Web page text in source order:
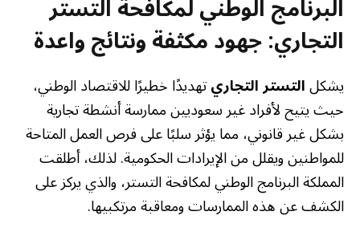
التجاري: جهود مكثفة ونتائج واعدة
يشكلالتستر التجاريتهديدًا خطيرًا للاقتصاد الوطني،
حيث يتيح لأفراد غير سعوديين ممارسة أنشطة تجارية
بشكل غير قانوني، مما يؤثر سلبًا على فرص العمل المتاحة
للمواطنين ويقلل من الإيرادات الحكومية. لذلك، أطلقت
المملكة البرنامج الوطني لمكافحة التستر، والذي يركز على
الكشف عن هذه الممارسات ومعاقبة مرتكبيها.